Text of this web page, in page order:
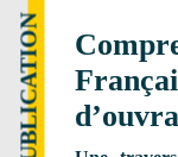
PUBLICATION